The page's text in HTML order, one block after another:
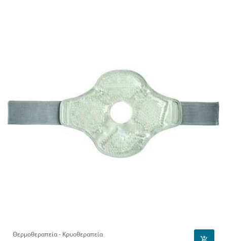
Θερμοθεραπεία - Κρυοθεραπεία